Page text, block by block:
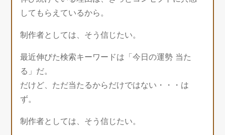
してもらえているから。
制作者としては、そう信じたい。
最近伸びた検索キーワードは「今日の運勢 当た
る」だ。
だけど、ただ当たるからだけではない・・・は
ず。
制作者としては、そう信じたい。